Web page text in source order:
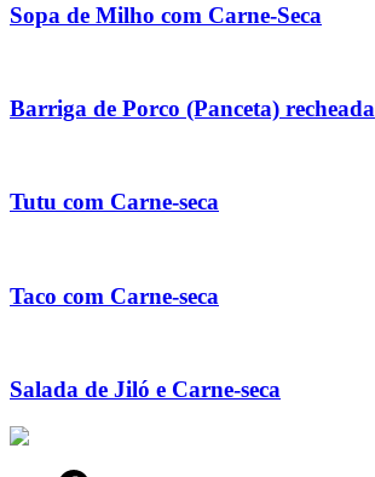
Sopa de Milho com Carne-Seca
Barriga de Porco (Panceta) recheada
Tutu com Carne-seca
Taco com Carne-seca
Salada de Jiló e Carne-seca